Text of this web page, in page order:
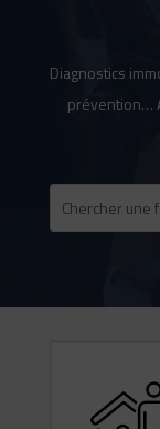
Diagnostics
prévention…